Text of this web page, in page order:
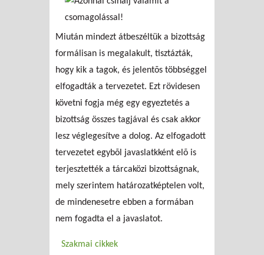
Miután mindezt átbeszéltük a bizottság
formálisan is megalakult, tisztázták,
hogy kik a tagok, és jelentõs többséggel
elfogadták a tervezetet. Ezt rövidesen
követni fogja még egy egyeztetés a
bizottság összes tagjával és csak akkor
lesz véglegesítve a dolog. Az elfogadott
tervezetet egybõl javaslatkként elõ is
terjesztették a tárcaközi bizottságnak,
mely szerintem határozatképtelen volt,
de mindenesetre ebben a formában
nem fogadta el a javaslatot.
Szakmai cikkek